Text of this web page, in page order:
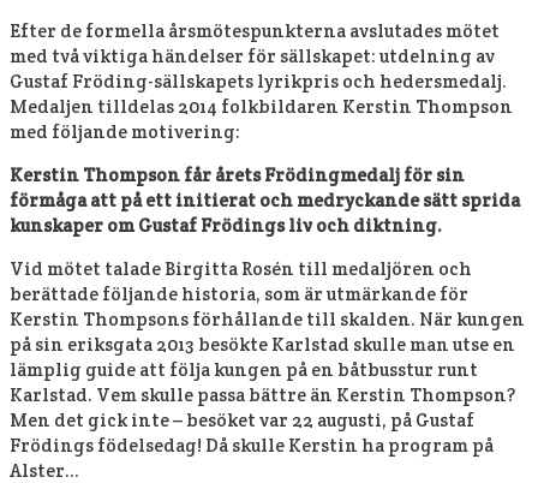
Efter de formella årsmötespunkterna avslutades mötet
med två viktiga händelser för sällskapet: utdelning av
Gustaf Fröding-sällskapets lyrikpris och hedersmedalj.
Medaljen tilldelas 2014 folkbildaren Kerstin Thompson
med följande motivering:
Kerstin Thompson får årets Frödingmedalj för sin
förmåga att på ett initierat och medryckande sätt sprida
kunskaper om Gustaf Frödings liv och diktning.
Vid mötet talade Birgitta Rosén till medaljören och
berättade följande historia, som är utmärkande för
Kerstin Thompsons förhållande till skalden. När kungen
på sin eriksgata 2013 besökte Karlstad skulle man utse en
lämplig guide att följa kungen på en båtbusstur runt
Karlstad. Vem skulle passa bättre än Kerstin Thompson?
Men det gick inte – besöket var 22 augusti, på Gustaf
Frödings födelsedag! Då skulle Kerstin ha program på
Alster…